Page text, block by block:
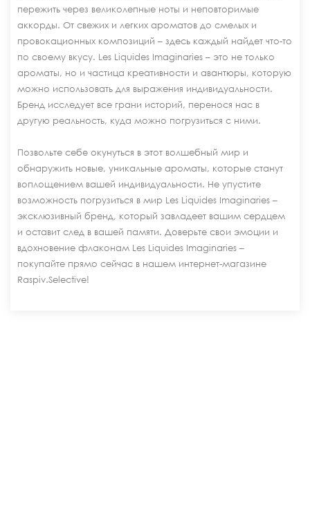
пережить через великолепные ноты и неповторимые
аккорды. От свежих и легких ароматов до смелых и
провокационных композиций – здесь каждый найдет что-то
по своему вкусу. Les Liquides Imaginaries – это не только
ароматы, но и частица креативности и авантюры, которую
можно использовать для выражения индивидуальности.
Бренд исследует все грани историй, перенося нас в
другую реальность, куда можно погрузиться с ними.
Позвольте себе окунуться в этот волшебный мир и
обнаружить новые, уникальные ароматы, которые станут
воплощением вашей индивидуальности. Не упустите
возможность погрузиться в мир Les Liquides Imaginaries –
эксклюзивный бренд, который завладеет вашим сердцем
и оставит след в вашей памяти. Доверьте свои эмоции и
вдохновение флаконам Les Liquides Imaginaries –
покупайте прямо сейчас в нашем интернет-магазине
Raspiv.Selective!